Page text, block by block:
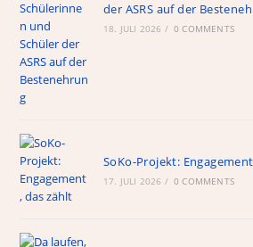
der ASRS auf der
18. JULI 2026 / 0 COMMENTS
SoKo-Projekt:
17. JULI 2026 / 0 COMMENTS